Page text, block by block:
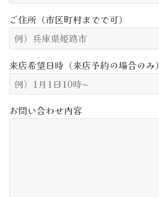
ご住所（市区町村までで可）
来店希望日時（来店予約の場合のみ）
お問い合わせ内容